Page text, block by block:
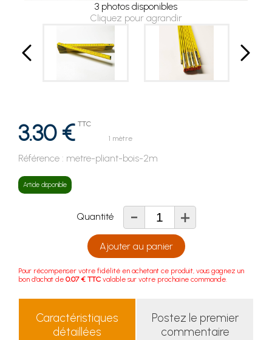
3 photos disponibles
Cliquez pour agrandir
3.30 € TTC
1 mètre
Référence : metre-pliant-bois-2m
Article disponible
Quantité - +
Ajouter au panier
Pour récompenser votre fidélité en achetant ce produit, vous gagnez un
bon d'achat de 0.07 € TTC valable sur votre prochaine commande.
Caractéristiques
détaillées
Postez le premier
commentaire